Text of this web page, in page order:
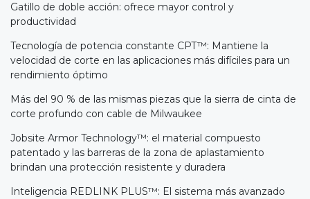
Gatillo de doble acción: ofrece mayor control y
productividad
Tecnología de potencia constante CPT™: Mantiene la
velocidad de corte en las aplicaciones más difíciles para un
rendimiento óptimo
Más del 90 % de las mismas piezas que la sierra de cinta de
corte profundo con cable de Milwaukee
Jobsite Armor Technology™: el material compuesto
patentado y las barreras de la zona de aplastamiento
brindan una protección resistente y duradera
Inteligencia REDLINK PLUS™: El sistema más avanzado